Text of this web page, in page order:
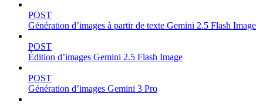
POST
Génération d’images à partir de texte Gemini 2.5 Flash Image
POST
Édition d’images Gemini 2.5 Flash Image
POST
Génération d’images Gemini 3 Pro